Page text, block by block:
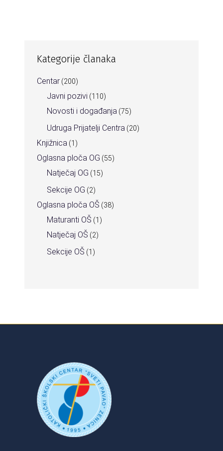
Kategorije članaka
Centar (200)
Javni pozivi (110)
Novosti i događanja (75)
Udruga Prijatelji Centra (20)
Knjižnica (1)
Oglasna ploča OG (55)
Natječaj OG (15)
Sekcije OG (2)
Oglasna ploča OŠ (38)
Maturanti OŠ (1)
Natječaj OŠ (2)
Sekcije OŠ (1)